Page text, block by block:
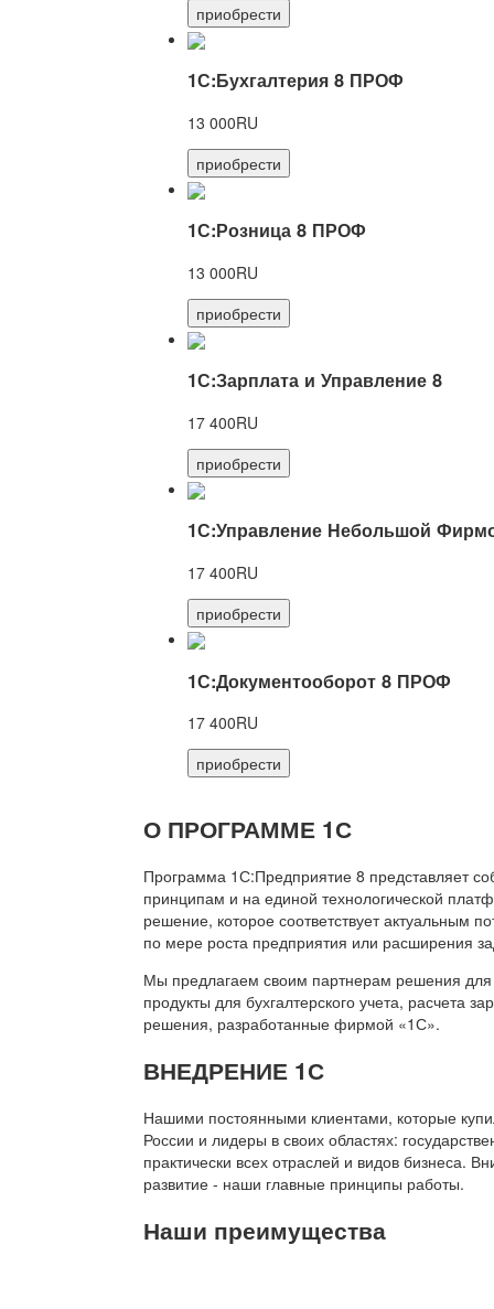
приобрести
1С:Бухгалтерия 8 ПРОФ
13 000RU
приобрести
1С:Розница 8 ПРОФ
13 000RU
приобрести
1С:Зарплата и Управление 8
17 400RU
приобрести
1С:Управление Небольшой
17 400RU
приобрести
1С:Документооборот 8 ПРОФ
17 400RU
приобрести
О ПРОГРАММЕ 1С
Программа 1С:Предприятие 8 представляет
принципам и на единой технологической
решение, которое соответствует актуальным
по мере роста предприятия или расширения
Мы предлагаем своим партнерам решения для
продукты для бухгалтерского учета, расчета
решения, разработанные фирмой «1С».
ВНЕДРЕНИЕ 1С
Нашими постоянными клиентами, которые
России и лидеры в своих областях:
практически всех отраслей и видов бизнеса.
развитие - наши главные принципы работы.
Наши преимущества